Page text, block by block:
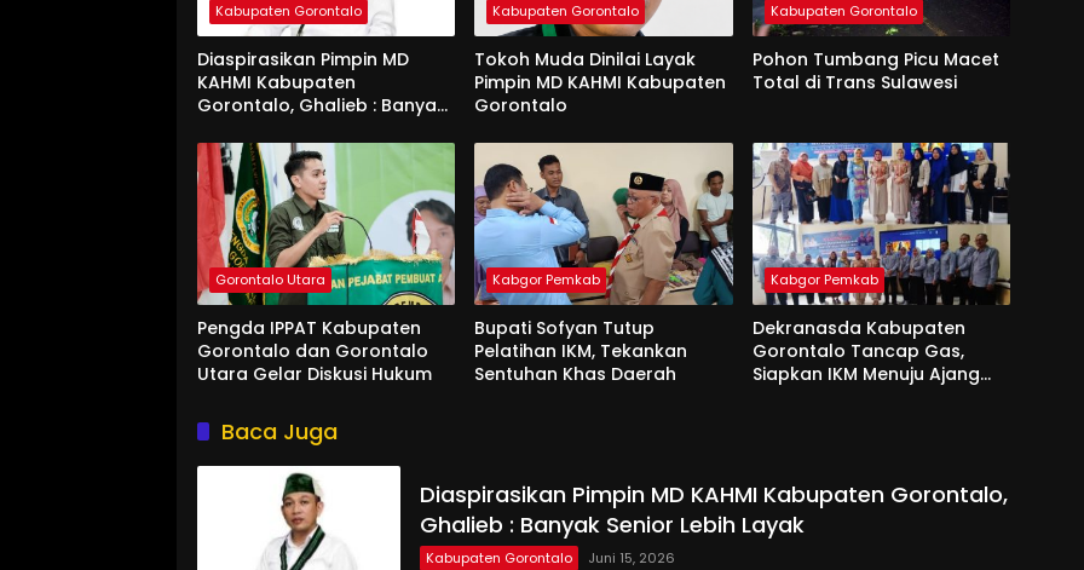
Kabupaten Gorontalo
Diaspirasikan Pimpin MD
KAHMI Kabupaten
Gorontalo, Ghalieb : Banyak
Kabupaten Gorontalo
Tokoh Muda Dinilai Layak
Pimpin MD KAHMI Kabupaten
Gorontalo
Kabupaten Gorontalo
Pohon Tumbang Picu Macet
Total di Trans Sulawesi
Gorontalo Utara
Pengda IPPAT Kabupaten
Gorontalo dan Gorontalo
Utara Gelar Diskusi Hukum
Kabgor Pemkab
Bupati Sofyan Tutup
Pelatihan IKM, Tekankan
Sentuhan Khas Daerah
Kabgor Pemkab
Dekranasda Kabupaten
Gorontalo Tancap Gas,
Siapkan IKM Menuju Ajang
Baca Juga
Diaspirasikan Pimpin MD KAHMI Kabupaten Gorontalo,
Ghalieb : Banyak Senior Lebih Layak
Kabupaten Gorontalo Juni 15, 2026